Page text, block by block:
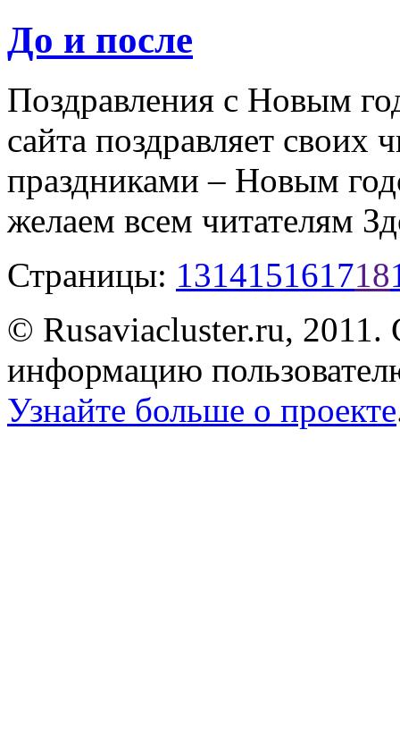
До и после
Поздравления с Новым
сайта поздравляет своих
праздниками – Новым
желаем всем читателям
Страницы: 131415161718
© Rusaviacluster.ru, 2011.
информацию
Узнайте больше о проекте